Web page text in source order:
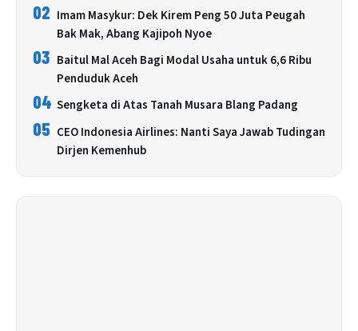
02 Imam Masykur: Dek Kirem Peng 50 Juta Peugah
Bak Mak, Abang Kajipoh Nyoe
03 Baitul Mal Aceh Bagi Modal Usaha untuk 6,6 Ribu
Penduduk Aceh
04 Sengketa di Atas Tanah Musara Blang Padang
05 CEO Indonesia Airlines: Nanti Saya Jawab Tudingan
Dirjen Kemenhub